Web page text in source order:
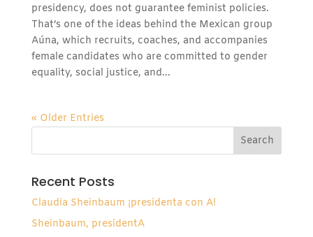
presidency, does not guarantee feminist policies.
That’s one of the ideas behind the Mexican group
Aúna, which recruits, coaches, and accompanies
female candidates who are committed to gender
equality, social justice, and...
« Older Entries
Recent Posts
Claudia Sheinbaum ¡presidenta con A!
Sheinbaum, presidentA